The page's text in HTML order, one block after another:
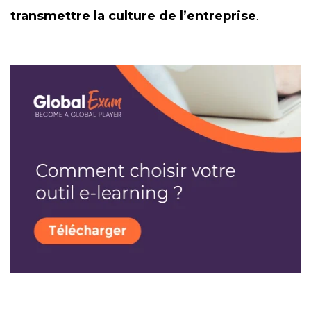
transmettre la culture de l’entreprise.